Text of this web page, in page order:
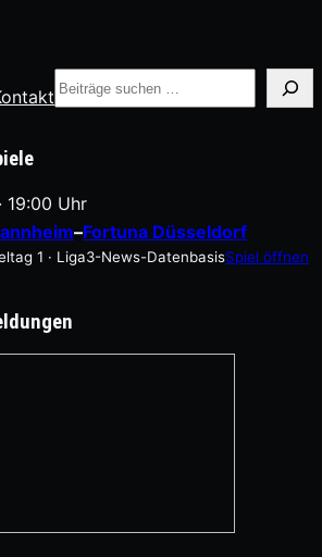
Suche
19:00 Uhr
–Fortuna Düsseldorf
1 · Liga3-News-DatenbasisSpiel öffnen